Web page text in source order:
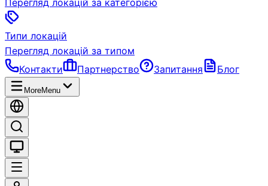
Перегляд локацій за категорією
Типи локацій
Перегляд локацій за типом
Контакти
Партнерство Запитання Блог
MoreMenu